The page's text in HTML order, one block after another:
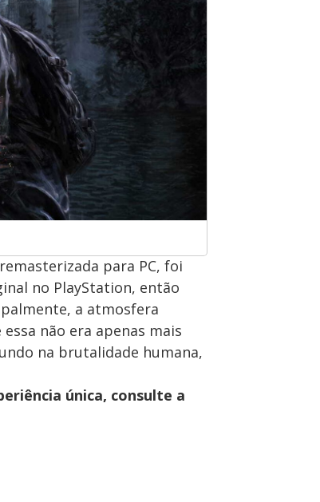
para PC, foi
no PlayStation, então
a atmosfera
não era apenas mais
na brutalidade humana,
única, consulte a